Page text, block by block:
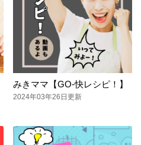
みきママ【GO-快レシピ！】
2024年03年26日更新